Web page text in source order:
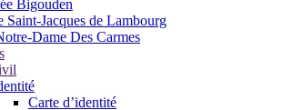
Bigouden
Saint-Jacques de Lambourg
Dame Des Carmes
Carte d’identité